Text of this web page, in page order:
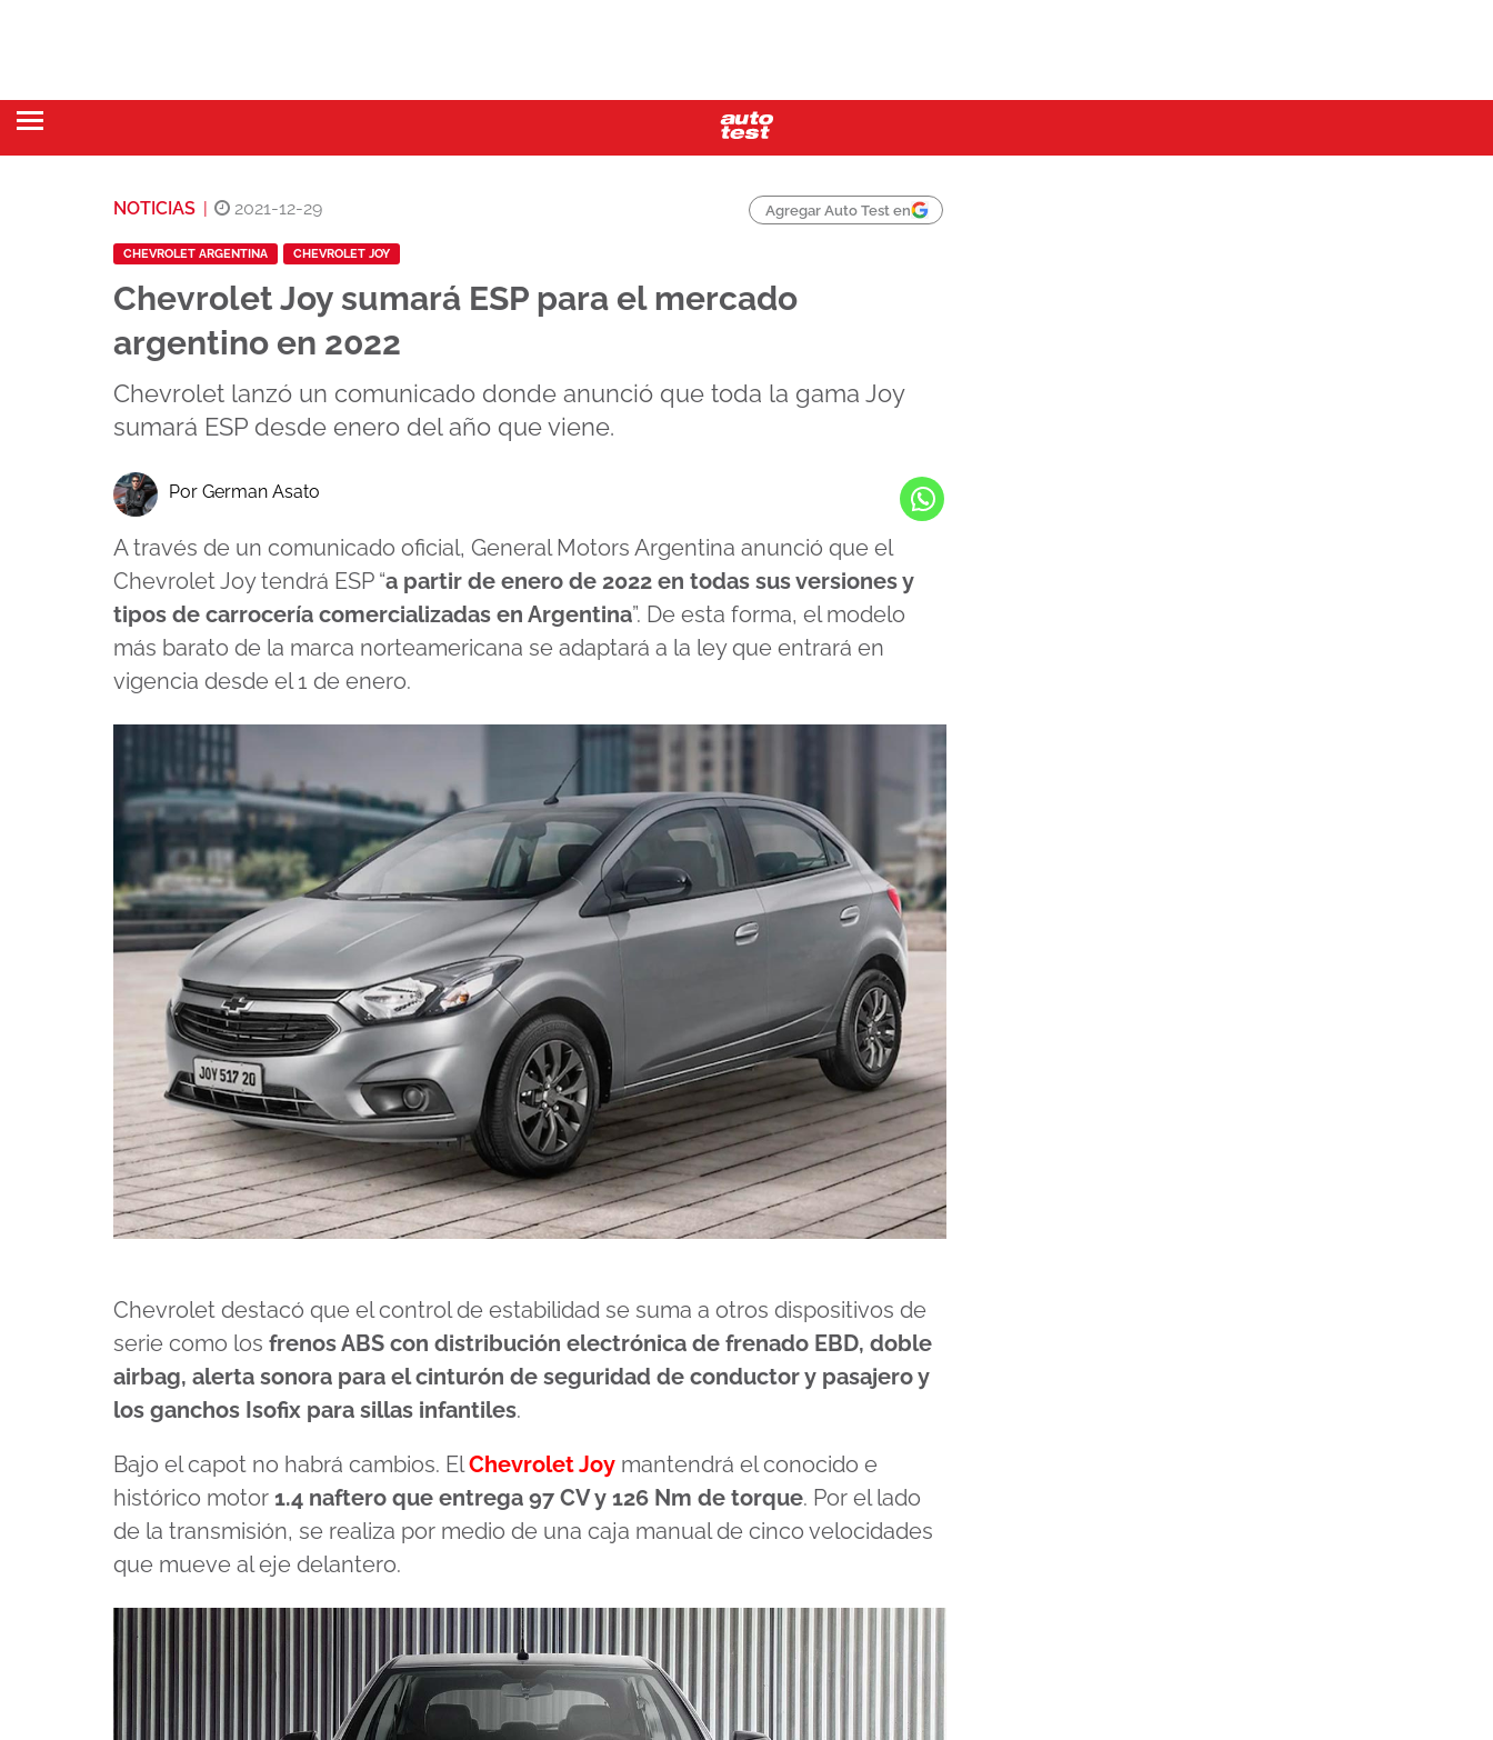
NOTICIAS 2021-12-29 Agregar Auto Test en
CHEVROLET ARGENTINA CHEVROLET JOY
Chevrolet Joy sumará ESP para el mercado
argentino en 2022
Chevrolet lanzó un comunicado donde anunció que toda la gama Joy
sumará ESP desde enero del año que viene.
Por German Asato
A través de un comunicado oficial, General Motors Argentina anunció que el
Chevrolet Joy tendrá ESP “a partir de enero de 2022 en todas sus versiones y
tipos de carrocería comercializadas en Argentina”. De esta forma, el modelo
más barato de la marca norteamericana se adaptará a la ley que entrará en
vigencia desde el 1 de enero.
Chevrolet destacó que el control de estabilidad se suma a otros dispositivos de
serie como los frenos ABS con distribución electrónica de frenado EBD, doble
airbag, alerta sonora para el cinturón de seguridad de conductor y pasajero y
los ganchos Isofix para sillas infantiles.
Bajo el capot no habrá cambios. ElChevrolet Joy mantendrá el conocido e
histórico motor 1.4 naftero que entrega 97 CV y 126 Nm de torque. Por el lado
de la transmisión, se realiza por medio de una caja manual de cinco velocidades
que mueve al eje delantero.